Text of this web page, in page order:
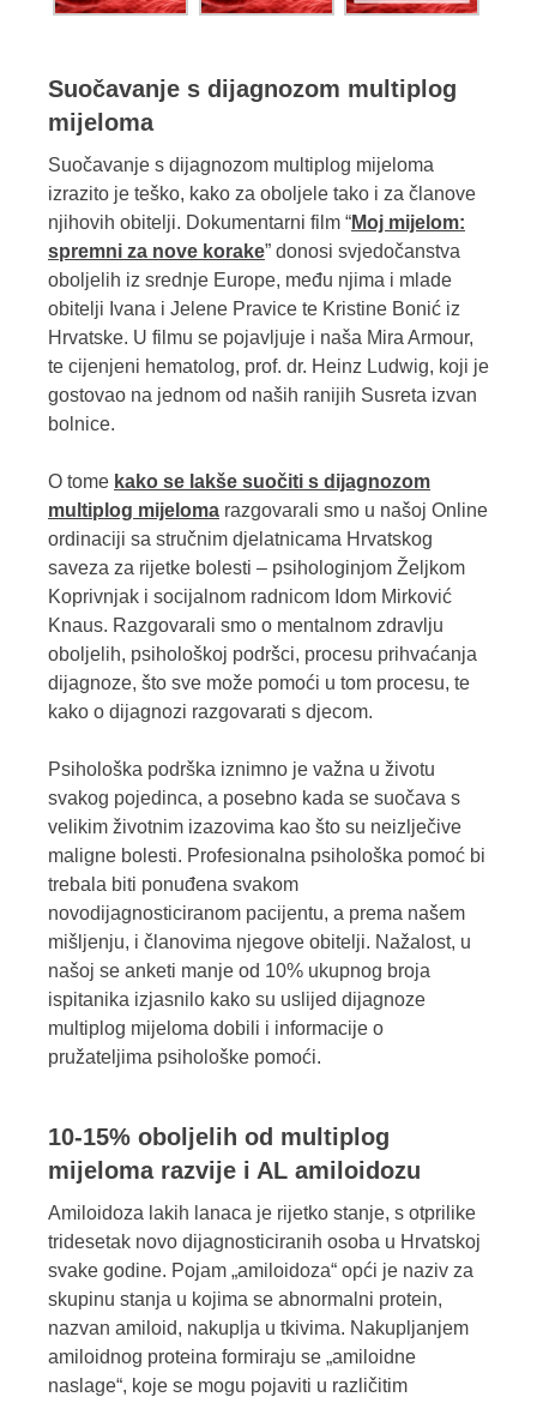
Suočavanje s dijagnozom multiplog
mijeloma
Suočavanje s dijagnozom multiplog mijeloma
izrazito je teško, kako za oboljele tako i za članove
njihovih obitelji. Dokumentarni film “Moj mijelom:
spremni za nove korake” donosi svjedočanstva
oboljelih iz srednje Europe, među njima i mlade
obitelji Ivana i Jelene Pravice te Kristine Bonić iz
Hrvatske. U filmu se pojavljuje i naša Mira Armour,
te cijenjeni hematolog, prof. dr. Heinz Ludwig, koji je
gostovao na jednom od naših ranijih Susreta izvan
bolnice.
O tome kako se lakše suočiti s dijagnozom
multiplog mijeloma razgovarali smo u našoj Online
ordinaciji sa stručnim djelatnicama Hrvatskog
saveza za rijetke bolesti – psihologinjom Željkom
Koprivnjak i socijalnom radnicom Idom Mirković
Knaus. Razgovarali smo o mentalnom zdravlju
oboljelih, psihološkoj podršci, procesu prihvaćanja
dijagnoze, što sve može pomoći u tom procesu, te
kako o dijagnozi razgovarati s djecom.
Psihološka podrška iznimno je važna u životu
svakog pojedinca, a posebno kada se suočava s
velikim životnim izazovima kao što su neizlječive
maligne bolesti. Profesionalna psihološka pomoć bi
trebala biti ponuđena svakom
novodijagnosticiranom pacijentu, a prema našem
mišljenju, i članovima njegove obitelji. Nažalost, u
našoj se anketi manje od 10% ukupnog broja
ispitanika izjasnilo kako su uslijed dijagnoze
multiplog mijeloma dobili i informacije o
pružateljima psihološke pomoći.
10-15% oboljelih od multiplog
mijeloma razvije i AL amiloidozu
Amiloidoza lakih lanaca je rijetko stanje, s otprilike
tridesetak novo dijagnosticiranih osoba u Hrvatskoj
svake godine. Pojam „amiloidoza“ opći je naziv za
skupinu stanja u kojima se abnormalni protein,
nazvan amiloid, nakuplja u tkivima. Nakupljanjem
amiloidnog proteina formiraju se „amiloidne
naslage“, koje se mogu pojaviti u različitim